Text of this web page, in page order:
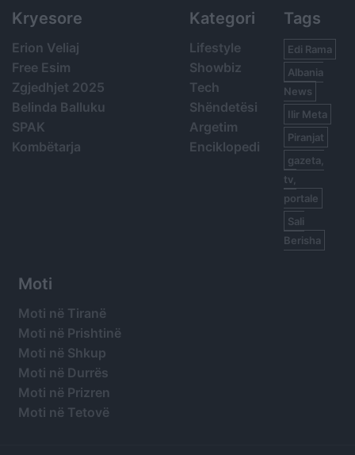
Kryesore
Erion Veliaj
Free Esim
Zgjedhjet 2025
Belinda Balluku
SPAK
Kombëtarja
Kategori
Lifestyle
Showbiz
Tech
Shëndetësi
Argetim
Enciklopedi
Tags
Edi Rama
Albania
News
Ilir Meta
Piranjat
gazeta,
tv,
portale
Sali
Berisha
Moti
Moti në Tiranë
Moti në Prishtinë
Moti në Shkup
Moti në Durrës
Moti në Prizren
Moti në Tetovë